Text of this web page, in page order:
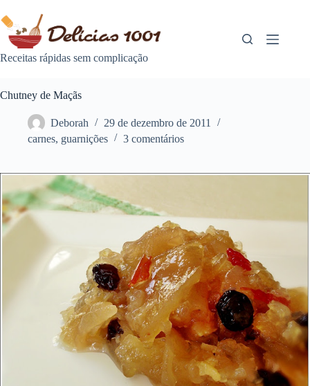
para
conteúdo
Receitas rápidas sem complicação
Chutney de Maçãs
Deborah
29 de dezembro de 2011
carnes, guarnições 3 comentários